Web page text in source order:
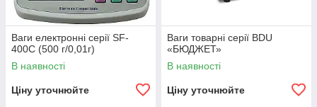
Ваги електронні серії SF-
400C (500 г/0,01г)
В наявності
Ціну уточнюйте
Ваги товарні серії BDU
«БЮДЖЕТ»
В наявності
Ціну уточнюйте